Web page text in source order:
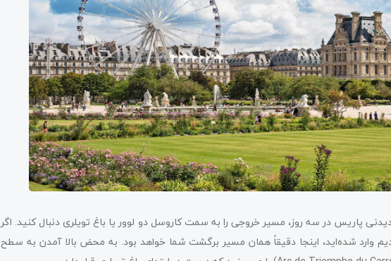
دیدنی پاریس در سه روز، مسیر خروجی را به سمت کاروسل دو لوور یا باغ تویلری دنبال کنید. اگر
وارد شده‌اید، اینجا دقیقاً همان مسیر برگشت شما خواهد بود. به محض بالا آمدن به سطح